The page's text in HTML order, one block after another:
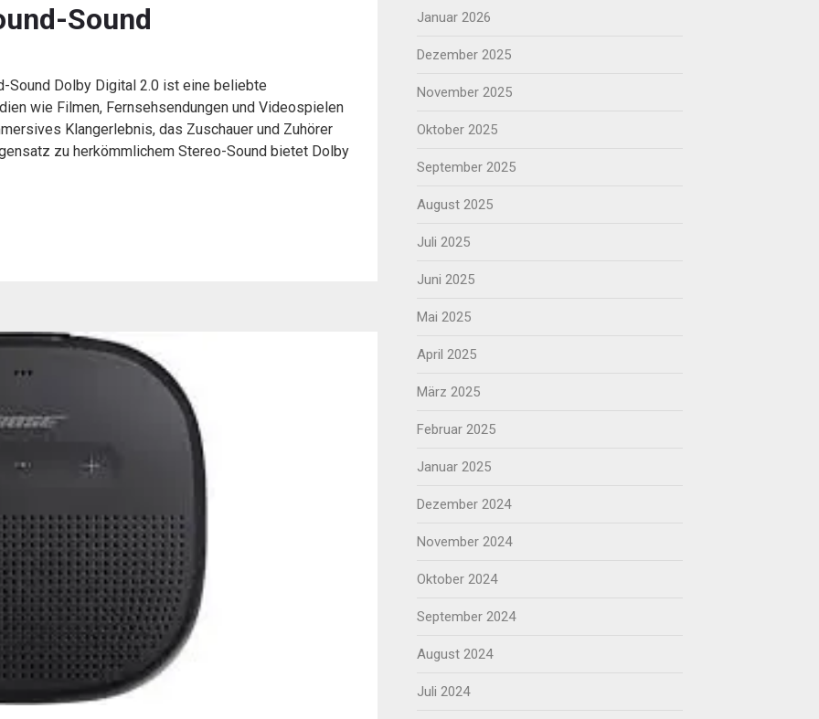
Sound
Sound Dolby Digital 2.0 ist eine beliebte
wie Filmen, Fernsehsendungen und Videospielen
Klangerlebnis, das Zuschauer und Zuhörer
zu herkömmlichem Stereo-Sound bietet Dolby
Januar 2026
Dezember 2025
November 2025
Oktober 2025
September 2025
August 2025
Juli 2025
Juni 2025
Mai 2025
April 2025
März 2025
Februar 2025
Januar 2025
Dezember 2024
November 2024
Oktober 2024
September 2024
August 2024
Juli 2024